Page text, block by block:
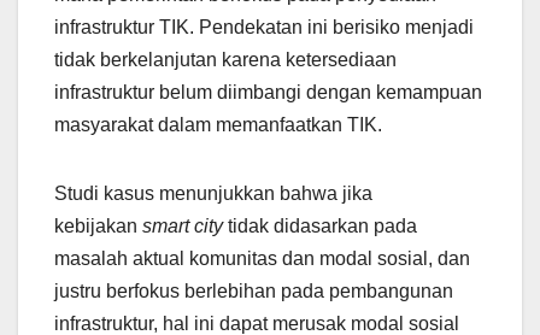
infrastruktur TIK. Pendekatan ini berisiko menjadi
tidak berkelanjutan karena ketersediaan
infrastruktur belum diimbangi dengan kemampuan
masyarakat dalam memanfaatkan TIK.
Studi kasus menunjukkan bahwa jika
kebijakan smart citytidak didasarkan pada
masalah aktual komunitas dan modal sosial, dan
justru berfokus berlebihan pada pembangunan
infrastruktur, hal ini dapat merusak modal sosial